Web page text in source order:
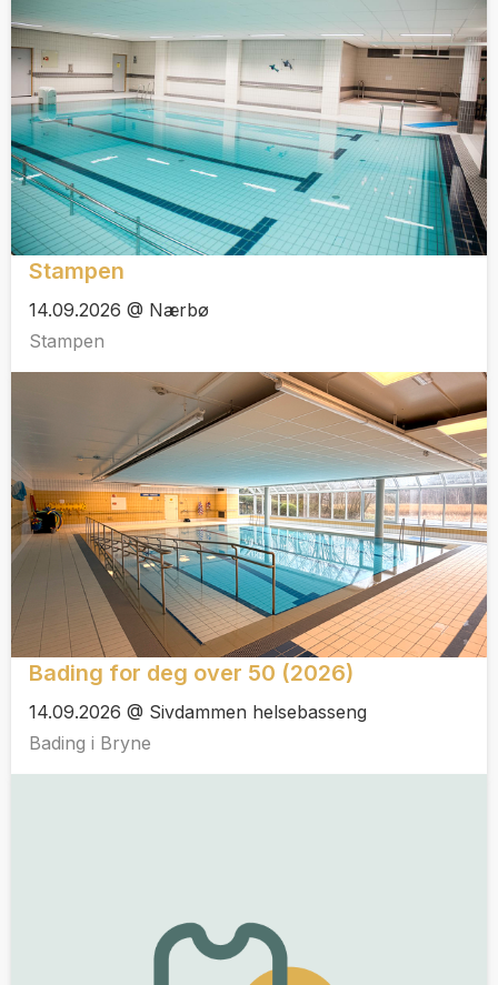
Stampen
14.09.2026 @ Nærbø
Stampen
Bading for deg over 50 (2026)
14.09.2026 @ Sivdammen helsebasseng
Bading i Bryne